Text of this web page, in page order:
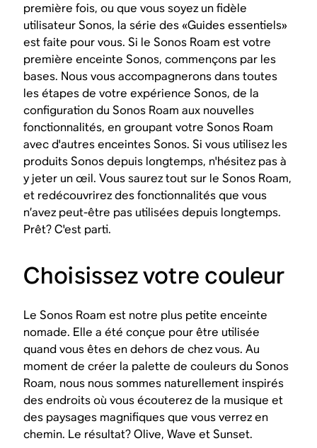
première fois, ou que vous soyez un fidèle
utilisateur Sonos, la série des «Guides essentiels»
est faite pour vous. Si le Sonos Roam est votre
première enceinte Sonos, commençons par les
bases. Nous vous accompagnerons dans toutes
les étapes de votre expérience Sonos, de la
configuration du Sonos Roam aux nouvelles
fonctionnalités, en groupant votre Sonos Roam
avec d'autres enceintes Sonos. Si vous utilisez les
produits Sonos depuis longtemps, n'hésitez pas à
y jeter un œil. Vous saurez tout sur le Sonos Roam,
et redécouvrirez des fonctionnalités que vous
n’avez peut-être pas utilisées depuis longtemps.
Prêt? C'est parti.
Choisissez votre couleur
Le Sonos Roam est notre plus petite enceinte
nomade. Elle a été conçue pour être utilisée
quand vous êtes en dehors de chez vous. Au
moment de créer la palette de couleurs du Sonos
Roam, nous nous sommes naturellement inspirés
des endroits où vous écouterez de la musique et
des paysages magnifiques que vous verrez en
chemin. Le résultat? Olive, Wave et Sunset.